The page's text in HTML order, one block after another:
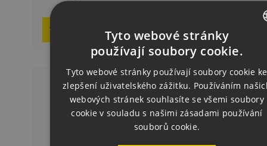
ENGLISH
GERMAN
Tyto webové stránky
používají soubory cookie.
Tyto webové stránky používají soubory cookie ke
zlepšení uživatelského zážitku. Používáním
webových stránek souhlasíte se všemi soubory
cookie v souladu s našimi zásadami používání
souborů cookie.